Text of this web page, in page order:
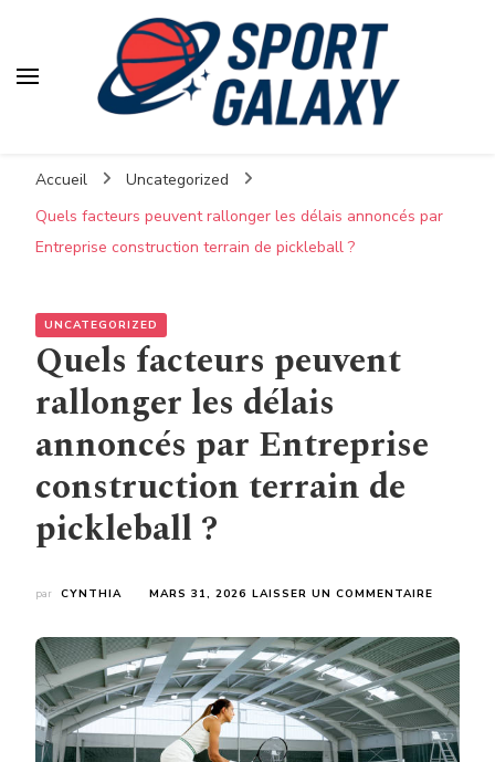
Accueil
Uncategorized
Quels facteurs peuvent rallonger les délais annoncés par
Entreprise construction terrain de pickleball ?
UNCATEGORIZED
Quels facteurs peuvent
rallonger les délais
annoncés par Entreprise
construction terrain de
pickleball ?
par CYNTHIA MARS 31, 2026 LAISSER UN COMMENTAIRE
PEUVENT
LES
DÉLAIS
PAR